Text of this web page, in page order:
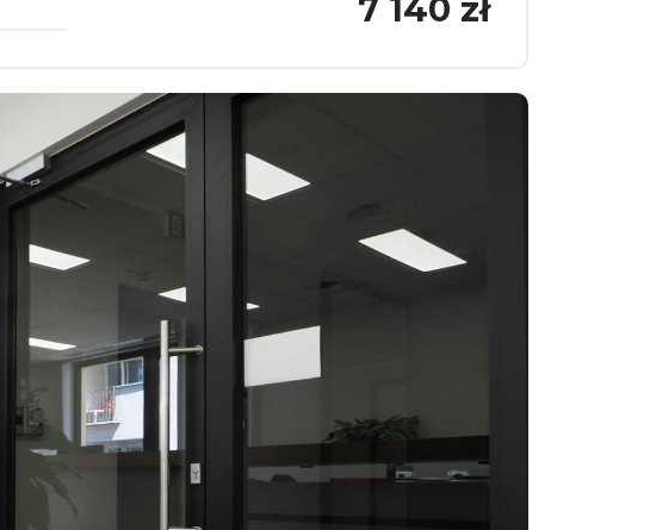
7 140 zł